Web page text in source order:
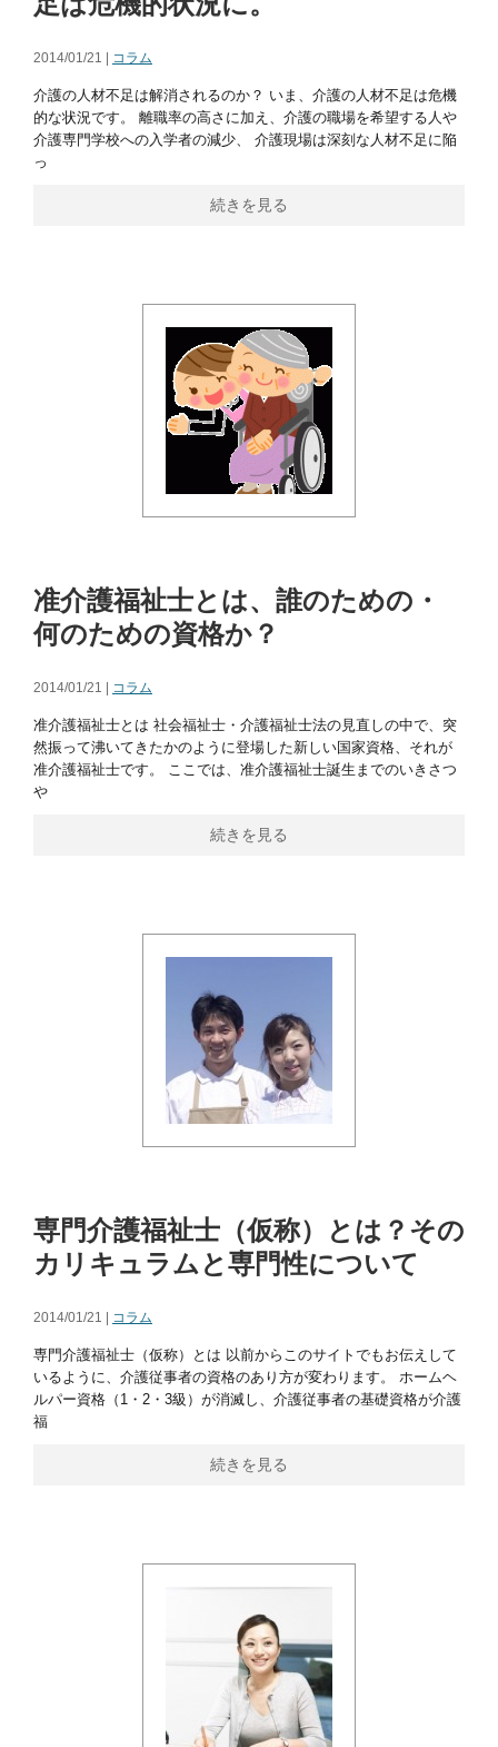
2014/01/21 | コラム
介護の人材不足は解消されるのか？ いま、介護の人材不足は危機
的な状況です。 離職率の高さに加え、介護の職場を希望する人や
介護専門学校への入学者の減少、 介護現場は深刻な人材不足に陥
っ
続きを見る
准介護福祉士とは、誰のための・
何のための資格か？
2014/01/21 | コラム
准介護福祉士とは 社会福祉士・介護福祉士法の見直しの中で、突
然振って沸いてきたかのように登場した新しい国家資格、それが
准介護福祉士です。 ここでは、准介護福祉士誕生までのいきさつ
や
続きを見る
専門介護福祉士（仮称）とは？その
カリキュラムと専門性について
2014/01/21 | コラム
専門介護福祉士（仮称）とは 以前からこのサイトでもお伝えして
いるように、介護従事者の資格のあり方が変わります。 ホームヘ
ルパー資格（1・2・3級）が消滅し、介護従事者の基礎資格が介護
福
続きを見る